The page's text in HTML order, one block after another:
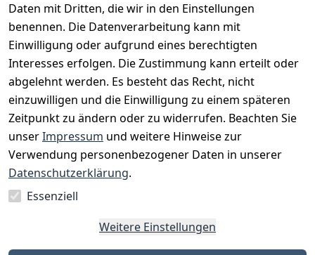
Daten mit Dritten, die wir in den Einstellungen
benennen. Die Datenverarbeitung kann mit
Einwilligung oder aufgrund eines berechtigten
Interesses erfolgen. Die Zustimmung kann erteilt oder
abgelehnt werden. Es besteht das Recht, nicht
einzuwilligen und die Einwilligung zu einem späteren
Zeitpunkt zu ändern oder zu widerrufen. Beachten Sie
unserImpressum und weitere Hinweise zur
Verwendung personenbezogener Daten in unserer
Datenschutzerklärung.
Essenziell
Weitere Einstellungen
Rechtliches
AGB
Impressum
Datenschutze
rklärung
Barrierefreihe
Services
Kontakt
Registrieren
Katalog
Zahlungsm
öglichkeite
n
Vorkasse
PayPal
Versanddie
nstleister
Post